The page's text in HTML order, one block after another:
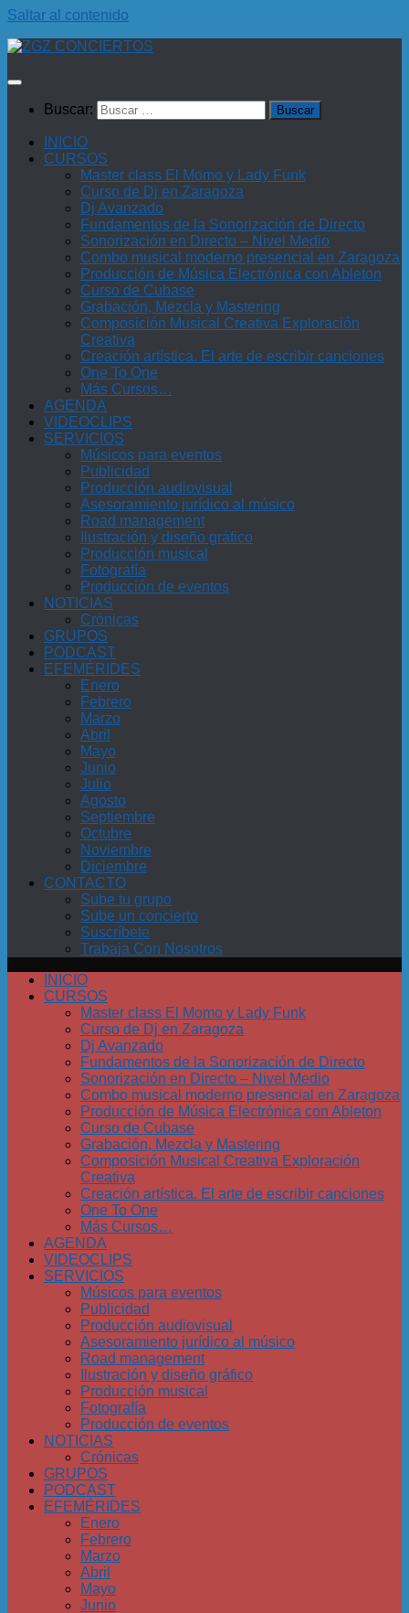
Saltar al contenido
Buscar:
INICIO
CURSOS
Master class El Momo y Lady Funk
Curso de Dj en Zaragoza
Dj Avanzado
Fundamentos de la Sonorización de Directo
Sonorización en Directo – Nivel Medio
Combo musical moderno presencial en Zaragoza
Producción de Música Electrónica con Ableton
Curso de Cubase
Grabación, Mezcla y Mastering
Composición Musical Creativa Exploración
Creativa
Creación artística. El arte de escribir canciones
One To One
Más Cursos…
AGENDA
VIDEOCLIPS
SERVICIOS
Músicos para eventos
Publicidad
Producción audiovisual
Asesoramiento jurídico al músico
Road management
Ilustración y diseño gráfico
Producción musical
Fotografía
Producción de eventos
NOTICIAS
Crónicas
GRUPOS
PODCAST
EFEMÉRIDES
Enero
Febrero
Marzo
Abril
Mayo
Junio
Julio
Agosto
Septiembre
Octubre
Noviembre
Diciembre
CONTACTO
Sube tu grupo
Sube un concierto
Suscríbete
Trabaja Con Nosotros
INICIO
CURSOS
Master class El Momo y Lady Funk
Curso de Dj en Zaragoza
Dj Avanzado
Fundamentos de la Sonorización de Directo
Sonorización en Directo – Nivel Medio
Combo musical moderno presencial en Zaragoza
Producción de Música Electrónica con Ableton
Curso de Cubase
Grabación, Mezcla y Mastering
Composición Musical Creativa Exploración
Creativa
Creación artística. El arte de escribir canciones
One To One
Más Cursos…
AGENDA
VIDEOCLIPS
SERVICIOS
Músicos para eventos
Publicidad
Producción audiovisual
Asesoramiento jurídico al músico
Road management
Ilustración y diseño gráfico
Producción musical
Fotografía
Producción de eventos
NOTICIAS
Crónicas
GRUPOS
PODCAST
EFEMÉRIDES
Enero
Febrero
Marzo
Abril
Mayo
Junio